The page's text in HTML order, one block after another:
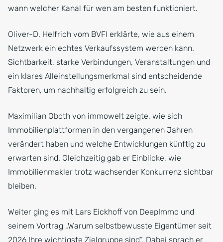
wann welcher Kanal für wen am besten funktioniert.
Oliver-D. Helfrich vom BVFI erklärte, wie aus einem
Netzwerk ein echtes Verkaufssystem werden kann.
Sichtbarkeit, starke Verbindungen, Veranstaltungen und
ein klares Alleinstellungsmerkmal sind entscheidende
Faktoren, um nachhaltig erfolgreich zu sein.
Maximilian Oboth von immowelt zeigte, wie sich
Immobilienplattformen in den vergangenen Jahren
verändert haben und welche Entwicklungen künftig zu
erwarten sind. Gleichzeitig gab er Einblicke, wie
Immobilienmakler trotz wachsender Konkurrenz sichtbar
bleiben.
Weiter ging es mit Lars Eickhoff von DeepImmo und
seinem Vortrag „Warum selbstbewusste Eigentümer seit
2026 Ihre wichtigste Zielgruppe sind“. Dabei sprach er